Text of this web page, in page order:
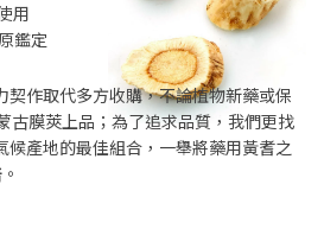
用
鑑定
契作取代多方收購，不論植物新藥或保
古膜莢上品；為了追求品質，我們更找
候產地的最佳組合，一舉將藥用黃耆之
。